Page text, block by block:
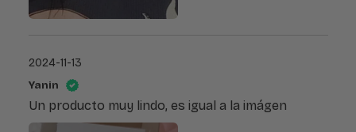
2024-11-13
Yanin
Un producto muy lindo, es igual a la imágen